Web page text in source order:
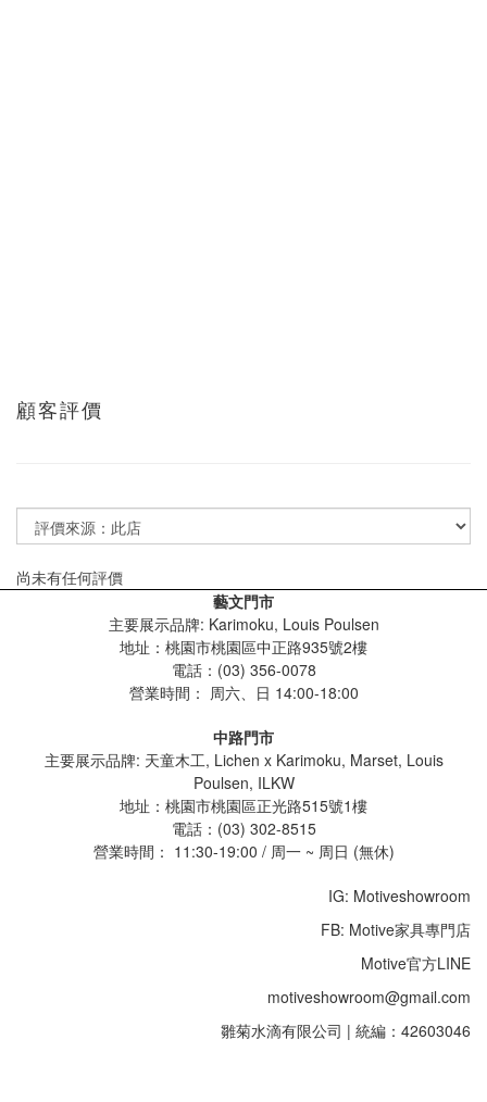
顧客評價
尚未有任何評價
藝文門市
主要展示品牌: Karimoku, Louis Poulsen
地址：桃園市桃園區中正路935號2樓
電話：(03) 356-0078
營業時間： 周六、日 14:00-18:00
中路門市
主要展示品牌: 天童木工, Lichen x Karimoku, Marset, Louis
Poulsen, ILKW
地址：桃園市桃園區正光路515號1樓
電話：(03) 302-8515
營業時間： 11:30-19:00 / 周一 ~ 周日 (無休)
IG: Motiveshowroom
FB: Motive家具專門店
Motive官方LINE
motiveshowroom@gmail.com
雛菊水滴有限公司 | 統編：42603046